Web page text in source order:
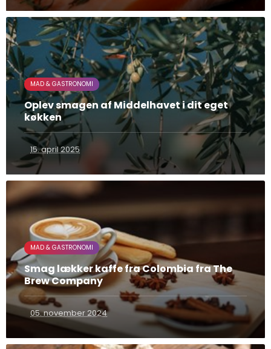
MAD & GASTRONOMI
Oplev smagen af Middelhavet i dit eget
køkken
15. april 2025
MAD & GASTRONOMI
Smag lækker kaffe fra Colombia fra The
Brew Company
05. november 2024